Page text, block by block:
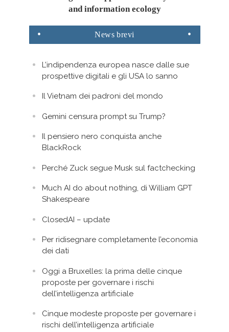
and information ecology
News brevi
L’indipendenza europea nasce dalle sue
prospettive digitali e gli USA lo sanno
Il Vietnam dei padroni del mondo
Gemini censura prompt su Trump?
Il pensiero nero conquista anche
BlackRock
Perché Zuck segue Musk sul factchecking
Much AI do about nothing, di William GPT
Shakespeare
ClosedAI – update
Per ridisegnare completamente l’economia
dei dati
Oggi a Bruxelles: la prima delle cinque
proposte per governare i rischi
dell’intelligenza artificiale
Cinque modeste proposte per governare i
rischi dell’intelligenza artificiale